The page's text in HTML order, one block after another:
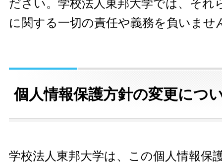
ださい。学校法人東邦大学では、それ
に関する一切の責任や義務を負いませ
個人情報保護方針の変更につ
学校法人東邦大学は、この個人情報保